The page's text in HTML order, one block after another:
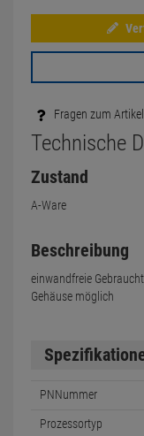
Fragen zum Artikel
Technische
Zustand
A-Ware
Beschreibung
einwandfreie
Gehäuse möglich
PNNummer
Prozessortyp